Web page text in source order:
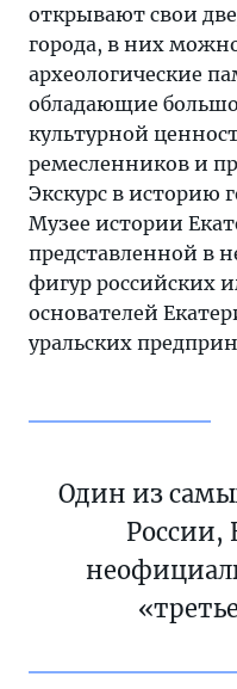
открывают свои
города, в них
археологические
обладающие
культурной
ремесленников и
Экскурс в историю
Музее истории
представленной в
фигур российских
основателей
уральских
Один из
России,